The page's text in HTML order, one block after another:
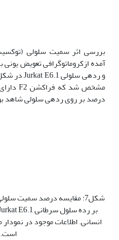
درصد بر روی رده‫ی سلولی شاهد‫ بود.
است.